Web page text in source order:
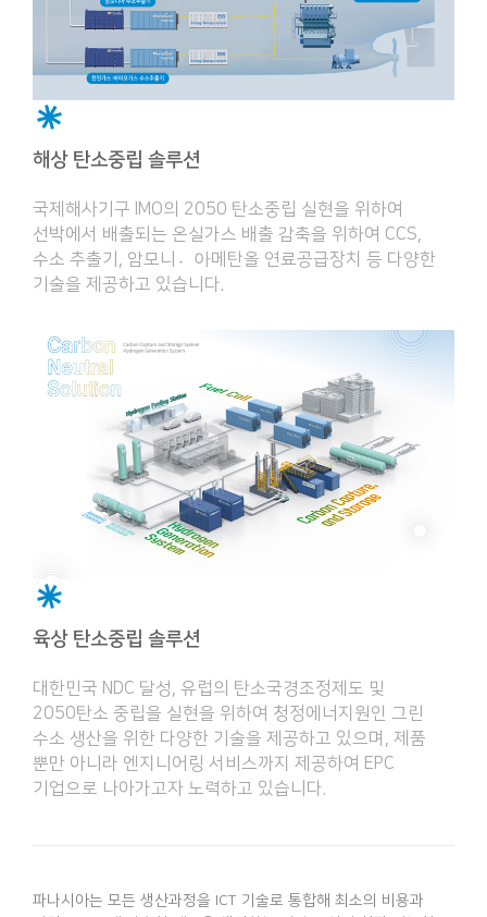
해상 탄소중립 솔루션
국제해사기구 IMO의 2050 탄소중립 실현을 위하여
선박에서 배출되는 온실가스 배출 감축을 위하여 CCS,
수소 추출기, 암모니아〮메탄올 연료공급장치 등 다양한
기술을 제공하고 있습니다.
육상 탄소중립 솔루션
대한민국 NDC 달성, 유럽의 탄소국경조정제도 및
2050탄소 중립을 실현을 위하여 청정에너지원인 그린
수소 생산을 위한 다양한 기술을 제공하고 있으며, 제품
뿐만 아니라 엔지니어링 서비스까지 제공하여 EPC
기업으로 나아가고자 노력하고 있습니다.
파나시아는 모든 생산과정을 ICT 기술로 통합해 최소의 비용과